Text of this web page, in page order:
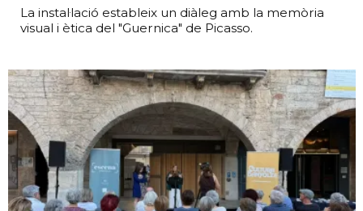
La instal·lació estableix un diàleg amb la memòria
visual i ètica del "Guernica" de Picasso.